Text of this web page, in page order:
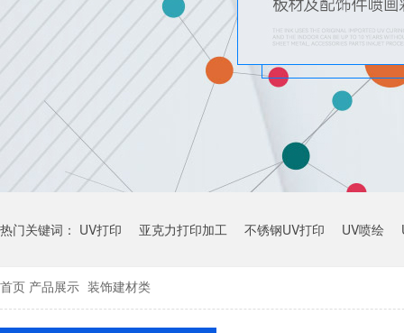
热门关键词： UV打印 亚克力打印加工 不锈钢UV打印 UV喷绘
首页 产品展示 装饰建材类